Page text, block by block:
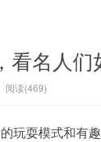
名人们
阅读(469)
玩耍模式和有